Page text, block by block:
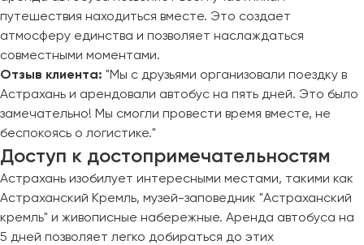
путешествия находиться вместе. Это создает
атмосферу единства и позволяет наслаждаться
совместными моментами.
Отзыв клиента: "Мы с друзьями организовали поездку в
Астрахань и арендовали автобус на пять дней. Это было
замечательно! Мы смогли провести время вместе, не
беспокоясь о логистике."
Доступ к достопримечательностям
Астрахань изобилует интересными местами, такими как
Астраханский Кремль, музей-заповедник "Астраханский
кремль" и живописные набережные. Аренда автобуса на
5 дней позволяет легко добираться до этих